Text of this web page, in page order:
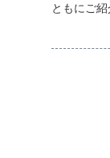
ともにご紹